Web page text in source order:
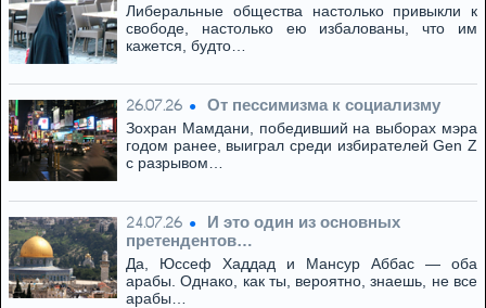
Либеральные общества настолько привыкли к
свободе, настолько ею избалованы, что им
кажется, будто…
26.07.26 От пессимизма к социализму
Зохран Мамдани, победивший на выборах мэра
годом ранее, выиграл среди избирателей Gen Z
с разрывом…
24.07.26
И это один из основных
претендентов…
Да, Юссеф Хаддад и Мансур Аббас — оба
арабы. Однако, как ты, вероятно, знаешь, не все
арабы…